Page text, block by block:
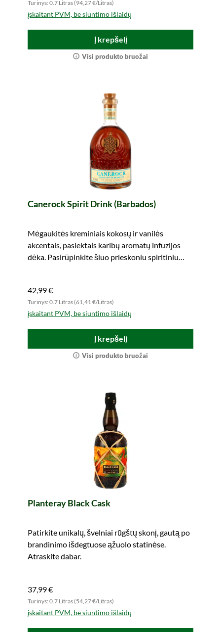
Turinys: 0.7 Litras (94,27 €/Litras)
įskaitant PVM, be siuntimo išlaidų
Į krepšelį
Visi produkto bruožai
Canerock Spirit Drink (Barbados)
Mėgaukitės kreminiais kokosų ir vanilės
akcentais, pasiektais karibų aromatų infuzijos
dėka. Pasirūpinkite šiuo prieskoniu spiritiniu
42,99 €
Turinys: 0.7 Litras (61,41 €/Litras)
įskaitant PVM, be siuntimo išlaidų
Į krepšelį
Visi produkto bruožai
Planteray Black Cask
Patirkite unikalų, švelniai rūgštų skonį, gautą po
brandinimo išdegtuose ąžuolo statinėse.
Atraskite dabar.
37,99 €
Turinys: 0.7 Litras (54,27 €/Litras)
įskaitant PVM, be siuntimo išlaidų